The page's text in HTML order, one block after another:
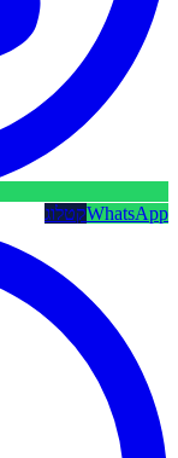
WhatsAppקטלוג